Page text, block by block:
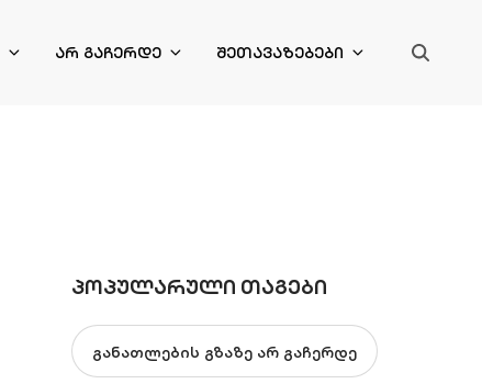
ᲐᲠ ᲒᲐᲩᲔᲠᲓᲔ ᲨᲔᲗᲐᲕᲐᲖᲔᲑᲔᲑᲘ
ᲞᲝᲞᲣᲚᲐᲠᲣᲚᲘ ᲗᲐᲒᲔᲑᲘ
განათლების გზაზე არ გაჩერდე